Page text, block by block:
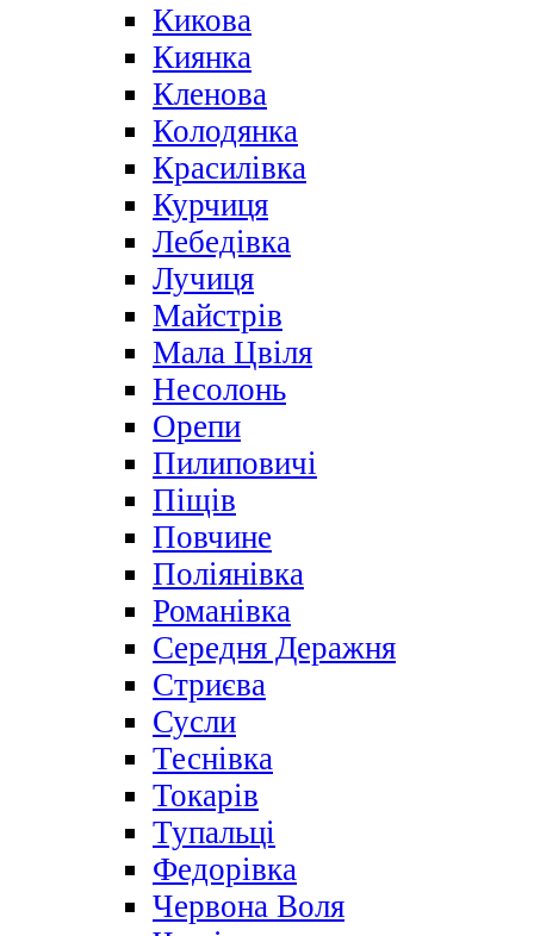
Кикова
Киянка
Кленова
Колодянка
Красилівка
Курчиця
Лебедівка
Лучиця
Майстрів
Мала Цвіля
Несолонь
Орепи
Пилиповичі
Піщів
Повчине
Поліянівка
Романівка
Середня Деражня
Стриєва
Сусли
Теснівка
Токарів
Тупальці
Федорівка
Червона Воля